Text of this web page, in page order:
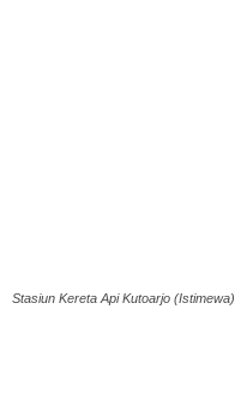
Stasiun Kereta Api Kutoarjo (Istimewa)